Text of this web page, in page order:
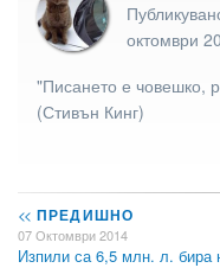
октомври
"Писането е човешко,
(Стивън Кинг)
<< ПРЕДИШНО
07 Октомври 2014
Изпили са 6,5 млн. л. бира